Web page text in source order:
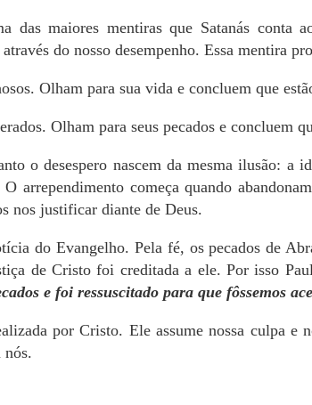
das maiores mentiras que Satanás conta
do nosso desempenho. Essa mentira
Olham para sua vida e concluem que
Olham para seus pecados e concluem
o desespero nascem da mesma ilusão: a
arrependimento começa quando
nos justificar diante de Deus.
do Evangelho. Pela fé, os pecados de
de Cristo foi creditada a ele. Por isso
e foi ressuscitado para que fôssemos
por Cristo. Ele assume nossa culpa e
nós.